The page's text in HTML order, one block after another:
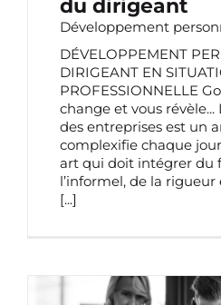
du dirigeant
Développement
DÉVELOPPEMENT
DIRIGEANT EN
PROFESSIONNELLE
change et vous
des entreprises est un
complexifie chaque
art qui doit intégrer du
l’informel, de la rigueur
[...]